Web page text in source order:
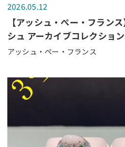
2026.05.12
【アッシュ・ぺー・フラン
シュ アーカイブコレクショ
アッシュ・ペー・フランス